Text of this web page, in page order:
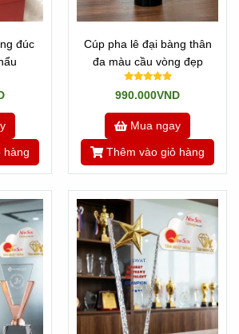
đúc
hàng
Cúp pha lê đại bàng thân
đa màu cầu vòng đẹp
990.000VND
Mua ngay
Thêm vào giỏ hàng